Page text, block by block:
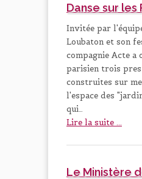
Danse sur les
Invitée par
Loubaton et son
compagnie Acte
parisien trois
construites sur
l'espace des
qui…
Lire la suite ...
Le Ministère